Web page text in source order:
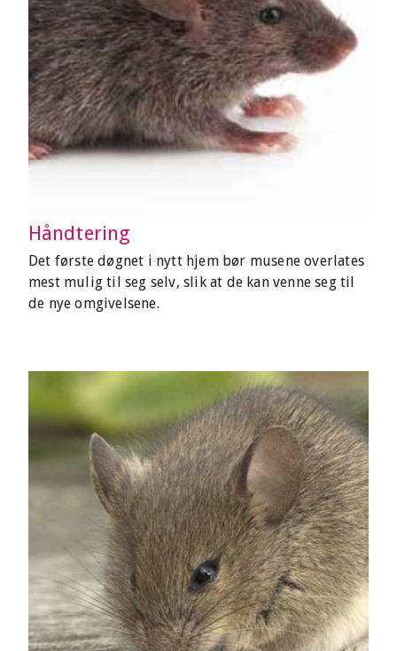
Håndtering
Det første døgnet i nytt hjem bør musene overlates
mest mulig til seg selv, slik at de kan venne seg til
de nye omgivelsene.